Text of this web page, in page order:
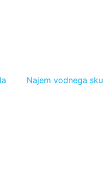
Najem vodnega